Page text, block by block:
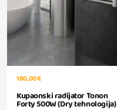
180,00 €
Kupaonski radijator Tonon
Forty 500W (Dry tehnologija)